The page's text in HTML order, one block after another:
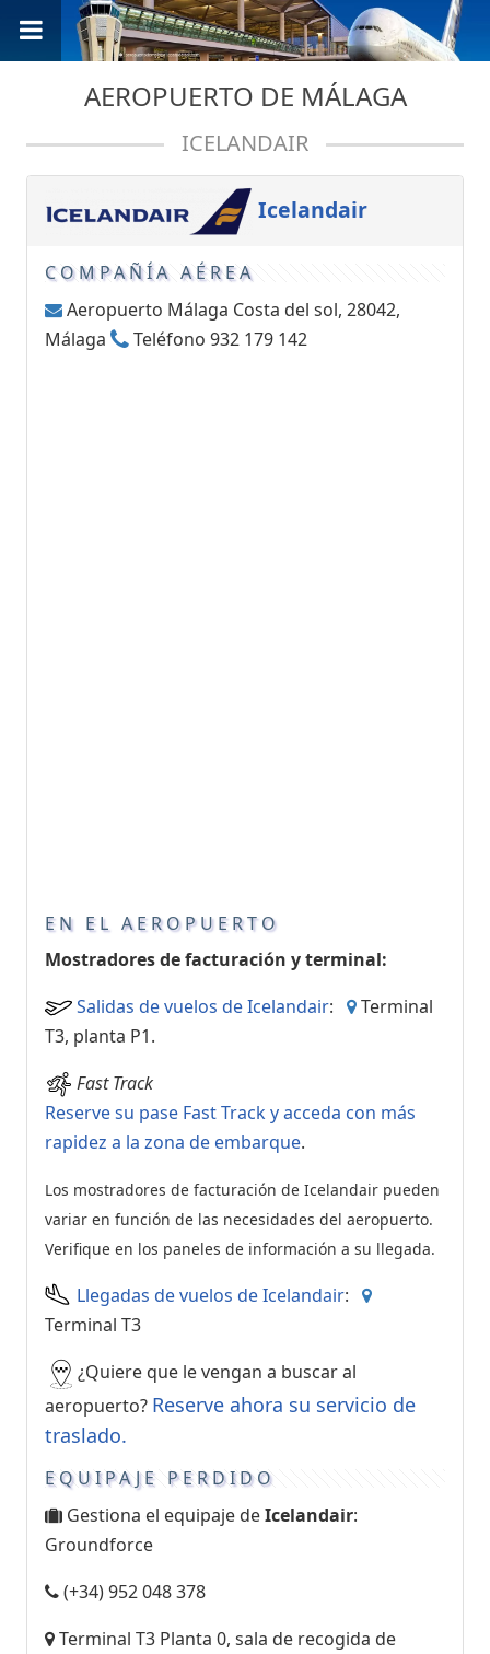
AEROPUERTO DE MÁLAGA
ICELANDAIR
Icelandair
COMPAÑÍA AÉREA
Aeropuerto Málaga Costa del sol, 28042,
Málaga
Teléfono 932 179 142
EN EL AEROPUERTO
Mostradores de facturación y terminal:
Salidas de vuelos de Icelandair:
Terminal
T3, planta P1.
Fast Track
Reserve su pase Fast Track y acceda con más
rapidez a la zona de embarque.
Los mostradores de facturación de Icelandair pueden
variar en función de las necesidades del aeropuerto.
Verifique en los paneles de información a su llegada.
Llegadas de vuelos de Icelandair:
Terminal T3
¿Quiere que le vengan a buscar al
aeropuerto? Reserve ahora su servicio de
traslado.
EQUIPAJE PERDIDO
Gestiona el equipaje deIcelandair:
Groundforce
(+34) 952 048 378
Terminal T3 Planta 0, sala de recogida de